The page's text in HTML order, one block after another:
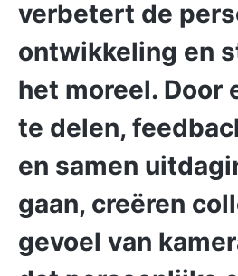
verbetert de
ontwikkeling en
het moreel. Door
te delen,
en samen
gaan, creëren
gevoel van